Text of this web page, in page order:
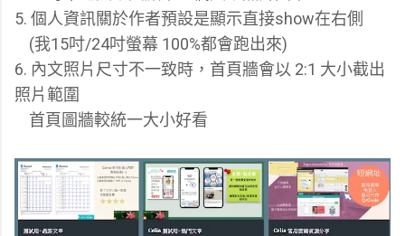
5. 個人資訊關於作者預設是顯示直接show在右側
(我15吋/24吋螢幕 100%都會跑出來)
6. 內文照片尺寸不一致時，首頁牆會以 2:1 大小截出
照片範圍
首頁圖牆較統一大小好看